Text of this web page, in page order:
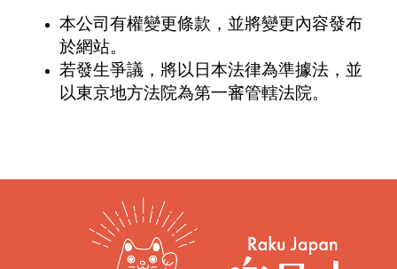
本公司有權變更條款，並將變更內容發布
於網站。
若發生爭議，將以日本法律為準據法，並
以東京地方法院為第一審管轄法院。